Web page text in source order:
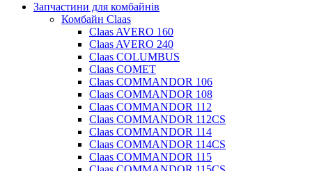
Запчастини для комбайнів
Комбайн Claas
Claas AVERO 160
Claas AVERO 240
Claas COLUMBUS
Claas COMET
Claas COMMANDOR 106
Claas COMMANDOR 108
Claas COMMANDOR 112
Claas COMMANDOR 112CS
Claas COMMANDOR 114
Claas COMMANDOR 114CS
Claas COMMANDOR 115